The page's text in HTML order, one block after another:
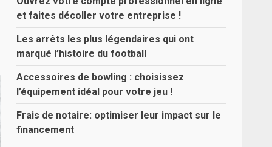
et faites décoller votre entreprise !
Les arrêts les plus légendaires qui ont
marqué l’histoire du football
Accessoires de bowling : choisissez
l’équipement idéal pour votre jeu !
Frais de notaire: optimiser leur impact sur le
financement